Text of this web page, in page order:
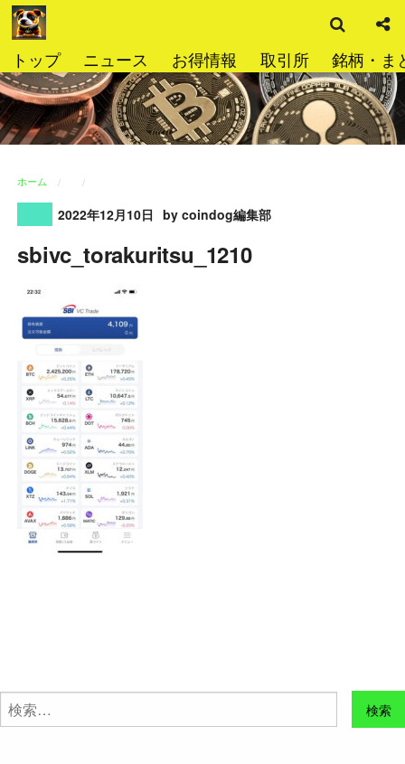
コ
ン
ン
ツ
へ
ス
トップ ニュース お得情報 取引所 銘柄・ま
索
ホーム
2022年12月10日 by coindog編集部
sbivc_torakuritsu_1210
検
索: